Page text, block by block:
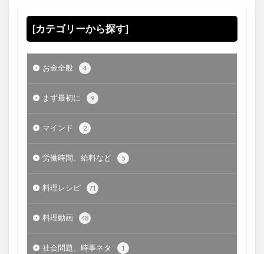
[カテゴリーから探す]
お金全般 4
まず最初に 9
マインド 2
労働時間、給料など 5
料理レシピ 71
料理動画 48
社会問題、時事ネタ 1